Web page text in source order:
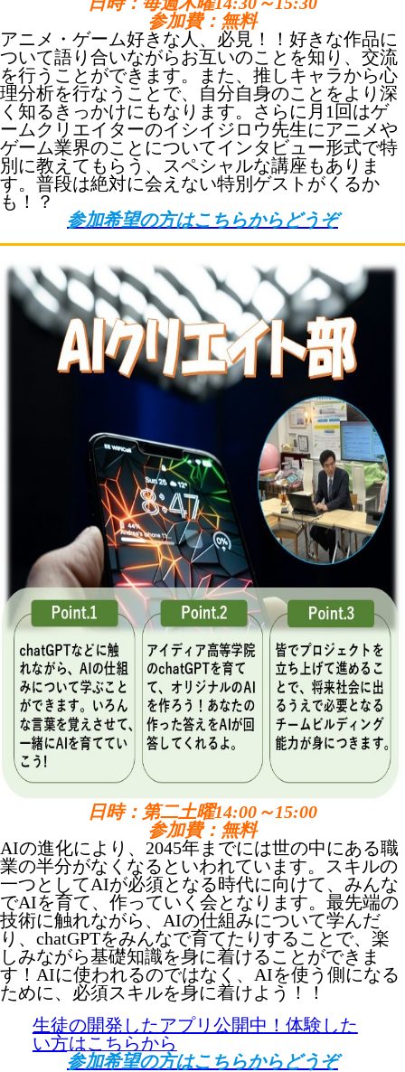
参加費：無料
アニメ・ゲーム好きな人、必見！！好きな作品に
ついて語り合いながらお互いのことを知り、交流
を行うことができます。また、推しキャラから心
理分析を行なうことで、自分自身のことをより深
く知るきっかけにもなります。さらに月1回はゲ
ームクリエイターのイシイジロウ先生にアニメや
ゲーム業界のことについてインタビュー形式で特
別に教えてもらう、スペシャルな講座もありま
す。普段は絶対に会えない特別ゲストがくるか
も！？
参加希望の方はこちらからどうぞ
日時：第二土曜14:00～15:00
参加費：無料
AIの進化により、2045年までには世の中にある職
業の半分がなくなるといわれています。スキルの
一つとしてAIが必須となる時代に向けて、みんな
でAIを育て、作っていく会となります。最先端の
技術に触れながら、AIの仕組みについて学んだ
り、chatGPTをみんなで育てたりすることで、楽
しみながら基礎知識を身に着けることができま
す！AIに使われるのではなく、AIを使う側になる
ために、必須スキルを身に着けよう！！
生徒の開発したアプリ公開中！体験した
い方はこちらから
参加希望の方はこちらからどうぞ